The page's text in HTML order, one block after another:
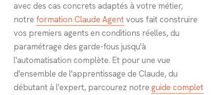
avec des cas concrets adaptés à votre métier,
notre formation Claude Agentvous fait construire
vos premiers agents en conditions réelles, du
paramétrage des garde-fous jusqu'à
l'automatisation complète. Et pour une vue
d'ensemble de l'apprentissage de Claude, du
débutant à l'expert, parcourez notre guide complet